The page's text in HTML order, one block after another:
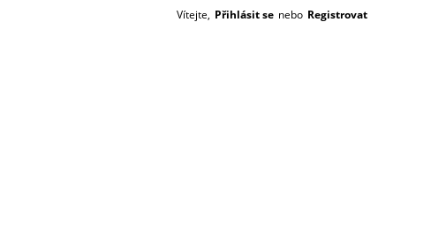
Vítejte, Přihlásit se nebo Registrovat